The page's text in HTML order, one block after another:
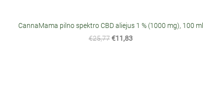
CannaMama pilno spektro CBD aliejus 1 % (1000 mg), 100 ml
€25,77 €11,83